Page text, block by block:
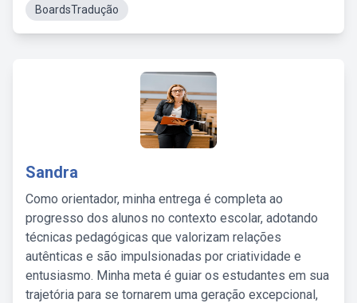
BoardsTradução
Sandra
Como orientador, minha entrega é completa ao
progresso dos alunos no contexto escolar, adotando
técnicas pedagógicas que valorizam relações
autênticas e são impulsionadas por criatividade e
entusiasmo. Minha meta é guiar os estudantes em sua
trajetória para se tornarem uma geração excepcional,